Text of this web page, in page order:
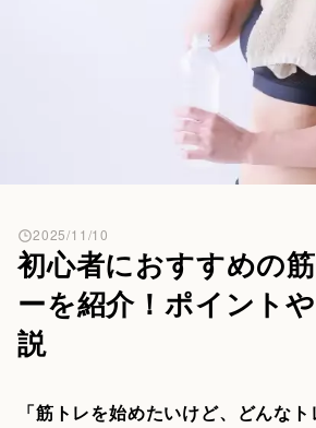
初心者におすすめの
ーを紹介！ポイント
説
2025/11/10
「筋トレを始めたいけど、どんな